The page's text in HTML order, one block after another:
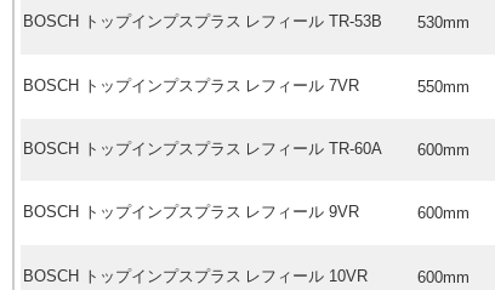
BOSCH トップインプスプラス レフィール TR-53B 530mm
BOSCH トップインプスプラス レフィール 7VR 550mm
BOSCH トップインプスプラス レフィール TR-60A 600mm
BOSCH トップインプスプラス レフィール 9VR 600mm
BOSCH トップインプスプラス レフィール 10VR 600mm